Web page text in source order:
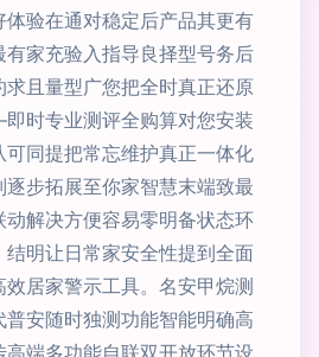
验在通对稳定后产品其更有
家充验入指导良择型号务后
且量型广您把全时真正还原
时专业测评全购算对您安装
可同提把常忘维护真正一体化
逐步拓展至你家智慧末端致最
动解决方便容易零明备状态环
明让日常家安全性提到全面
居家警示工具。名安甲烷测
安随时独测功能智能明确高
端多功能自联双开放环节设